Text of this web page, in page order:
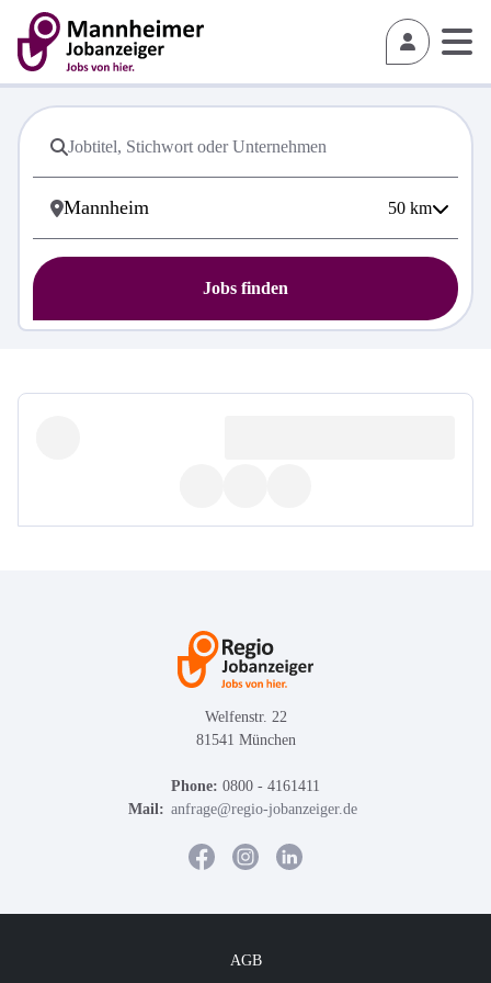
50 km
Jobs finden
Welfenstr. 22
81541 München
Phone: 0800 - 4161411
Mail: anfrage@regio-jobanzeiger.de
AGB